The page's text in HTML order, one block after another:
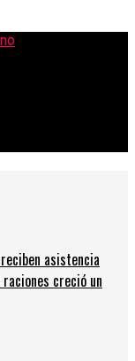
asistencia
creció un